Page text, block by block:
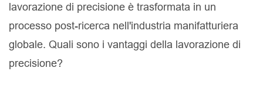
lavorazione di precisione è trasformata in un
processo post-ricerca nell'industria manifatturiera
globale. Quali sono i vantaggi della lavorazione di
precisione?